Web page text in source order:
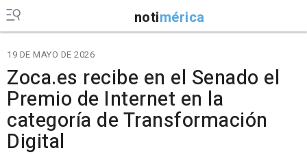
notimérica
19 DE MAYO DE 2026
Zoca.es recibe en el Senado el
Premio de Internet en la
categoría de Transformación
Digital